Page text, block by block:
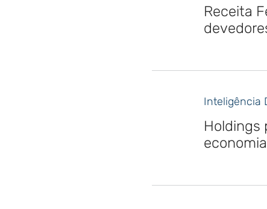
Receita
Inteligência
Holdings